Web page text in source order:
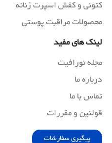
کتونی و کفش اسپرت زنانه
محصولات مراقبت پوستی
لینک های مفید
مجله نورافیت
درباره ما
تماس با ما
قولنین و مقررات
پیگیری سفارشات